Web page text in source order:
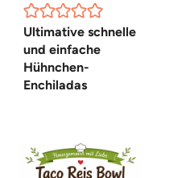
Ultimative schnelle
und einfache
Hühnchen-
Enchiladas